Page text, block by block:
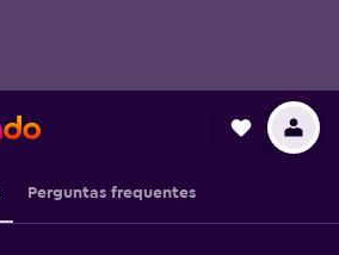
Perguntas frequentes